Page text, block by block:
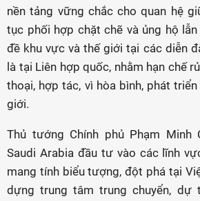
nền tảng vững chắc cho quan hệ
tục phối hợp chặt chẽ và ủng hộ
đề khu vực và thế giới tại các diễn
là tại Liên hợp quốc, nhằm hạn chế
thoại, hợp tác, vì hòa bình, phát
giới.
Thủ tướng Chính phủ Phạm Minh
Saudi Arabia đầu tư vào các lĩnh
mang tính biểu tượng, đột phá tại
dựng trung tâm trung chuyển, dự